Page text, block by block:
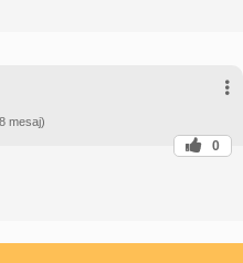
İş Bankası,
BBVA ve Akbank,
bankalar olarak kabul
mesaj)
0